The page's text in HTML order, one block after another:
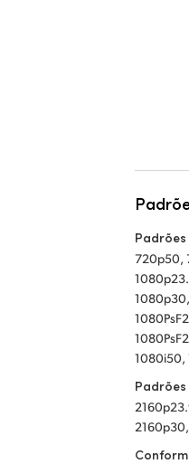
Padrões
720p50,
1080i50,
Padrões